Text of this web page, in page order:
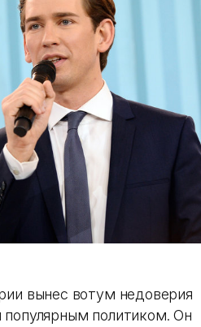
вынес вотум недоверия
популярным политиком. Он